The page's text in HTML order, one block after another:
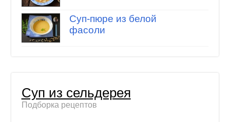
Суп-пюре из белой
фасоли
Суп из сельдерея
Подборка рецептов